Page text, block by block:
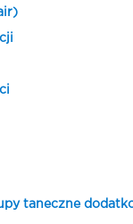
taneczne